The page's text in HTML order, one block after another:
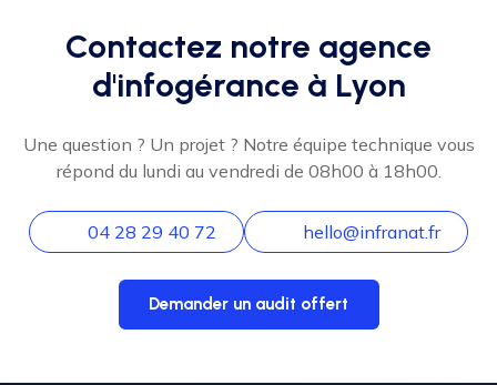
Contactez notre agence
d'infogérance à Lyon
Une question ? Un projet ? Notre équipe technique vous
répond du lundi au vendredi de 08h00 à 18h00.
04 28 29 40 72 hello@infranat.fr
Demander un audit offert